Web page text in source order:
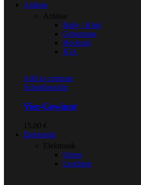
Anlässe
Anlässe
Baby / Kind
Geburtstag
Hochzeit
JGA
Add to compare
Schnellansicht
Vier-Gewinnt
15,00 €
Elektronik
Elektronik
Uhren
Leuchten